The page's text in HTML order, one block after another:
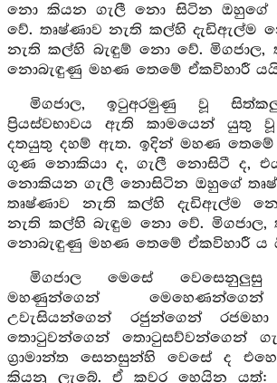
නො කියන ගැලී නො සිටින ඔහුගේ
වේ. තෘෂ්ණාව නැති කල්හි දැඩිඇල්ම
නැති කල්හි බැඳුම් නො වේ. මිගජාල,
නොබැඳුණු මහණ තෙමේ ඒකවිහාරී
මිගජාල, ඉටුඅරමුණු වූ
ප්‍රියස්වභාවය ඇති කාමයෙන් යුතු
දතයුතු දහම් ඇත. ඉදින් මහණ
ගුණ නොකියා ද, ගැලී නොසිටී ද,
නොකියන ගැලී නොසිටින ඔහුගේ
තෘෂ්ණාව නැති කල්හි දැඩිඇල්ම
නැති කල්හි බැඳුම නො වේ. මිගජාල,
නොබැඳුණු මහණ තෙමේ ඒකවිහාරී ය
මිගජාල මෙසේ
මහණුන්ගෙන්
උවැසියන්ගෙන් රජුන්ගෙන්
තොටුවන්ගෙන් තොටුසව්වන්ගෙන්
ග්‍රාමාන්ත සෙනසුන්හි වෙසේ ද
කියනු ලැබේ. ඒ කවර හෙයින යත්: